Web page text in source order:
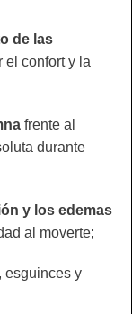
de las
el confort y la
frente al
durante
y los edemas
al moverte;
esguinces y